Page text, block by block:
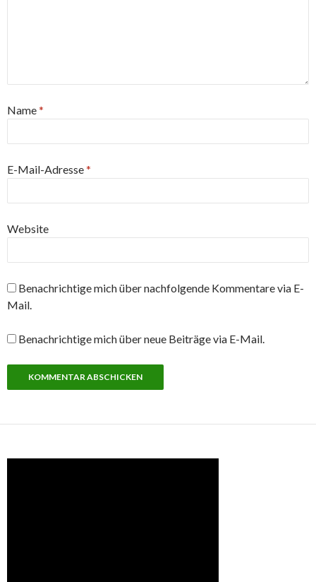
Name*
E-Mail-Adresse*
Website
Benachrichtige mich über nachfolgende Kommentare via E-
Mail.
Benachrichtige mich über neue Beiträge via E-Mail.